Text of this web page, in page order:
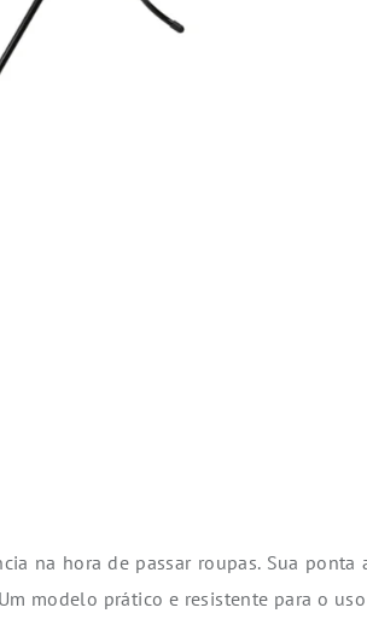
na hora de passar roupas. Sua
modelo prático e resistente para o